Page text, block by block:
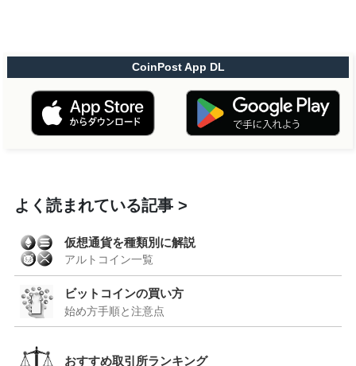
CoinPost App DL
よく読まれている記事
仮想通貨を種類別に解説
アルトコイン一覧
ビットコインの買い方
始め方手順と注意点
おすすめ取引所ランキング